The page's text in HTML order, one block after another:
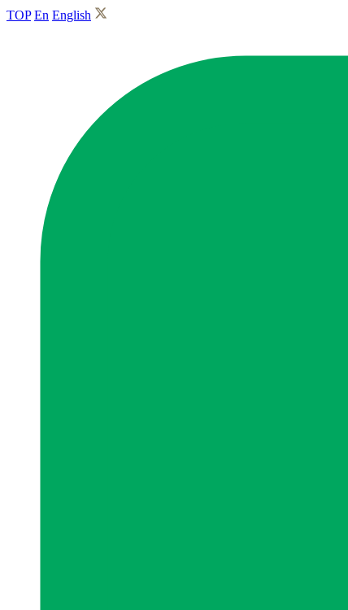
TOP En English